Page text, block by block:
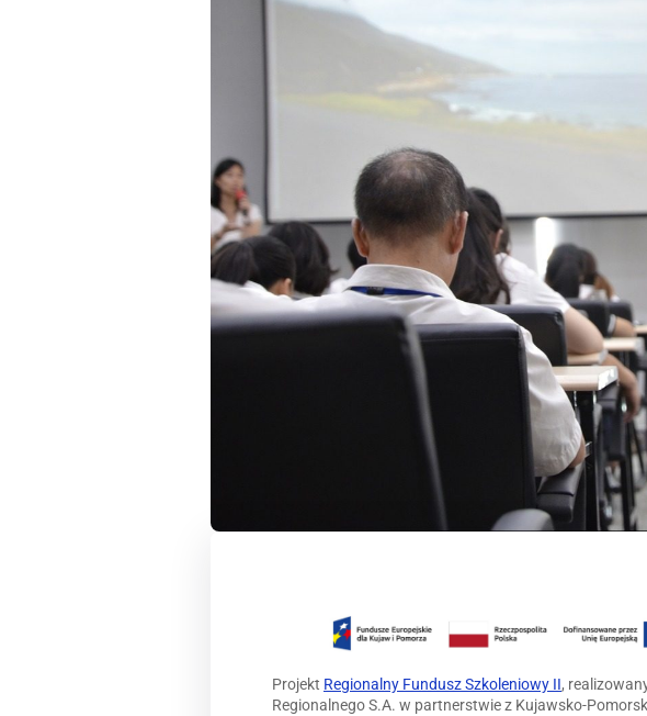
Projekt Regionalny Fundusz Szkoleniowy II,
Regionalnego S.A. w partnerstwie z Kujawsko-